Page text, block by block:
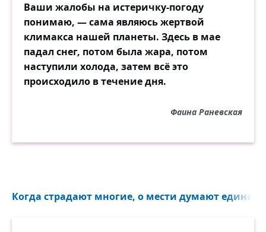
Ваши жалобы на истеричку-погоду
понимаю, — сама являюсь жертвой
климакса нашей планеты. Здесь в мае
падал снег, потом была жара, потом
наступили холода, затем всё это
происходило в течение дня.
Фаина Раневская
Когда страдают многие, о мести думают